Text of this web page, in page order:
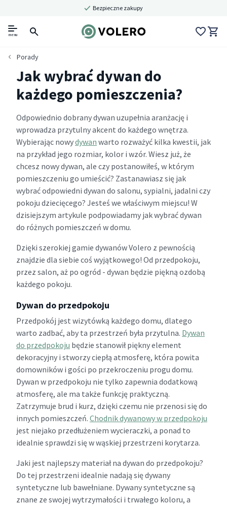
Bezpieczne zakupy
menu
Porady
Jak wybrać dywan do
każdego pomieszczenia?
Odpowiednio dobrany dywan uzupełnia aranżację i
wprowadza przytulny akcent do każdego wnętrza.
Wybierając nowydywan warto rozważyć kilka kwestii, jak
na przykład jego rozmiar, kolor i wzór. Wiesz już, że
chcesz nowy dywan, ale czy postanowiłeś, w którym
pomieszczeniu go umieścić? Zastanawiasz się jak
wybrać odpowiedni dywan do salonu, sypialni, jadalni czy
pokoju dziecięcego? Jesteś we właściwym miejscu! W
dzisiejszym artykule podpowiadamy jak wybrać dywan
do różnych pomieszczeń w domu.
Dzięki szerokiej gamie dywanów Volero z pewnością
znajdzie dla siebie coś wyjątkowego! Od przedpokoju,
przez salon, aż po ogród - dywan będzie piękną ozdobą
każdego pokoju.
Dywan do przedpokoju
Przedpokój jest wizytówką każdego domu, dlatego
warto zadbać, aby ta przestrzeń była przytulna. Dywan
do przedpokoju będzie stanowił piękny element
dekoracyjny i stworzy ciepłą atmosferę, która powita
domowników i gości po przekroczeniu progu domu.
Dywan w przedpokoju nie tylko zapewnia dodatkową
atmosferę, ale ma także funkcję praktyczną.
Zatrzymuje brud i kurz, dzięki czemu nie przenosi się do
innych pomieszczeń. Chodnik dywanowy w przedpokoju
jest niejako przedłużeniem wycieraczki, a ponad to
idealnie sprawdzi się w wąskiej przestrzeni korytarza.
Jaki jest najlepszy materiał na dywan do przedpokoju?
Do tej przestrzeni idealnie nadają się dywany
syntetyczne lub bawełniane. Dywany syntetyczne są
znane ze swojej wytrzymałości i trwałego koloru, a